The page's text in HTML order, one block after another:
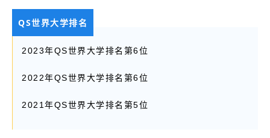
QS世界大学排名
2023年QS世界大学排名第6位
2022年QS世界大学排名第6位
2021年QS世界大学排名第5位